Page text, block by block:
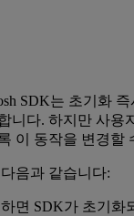
SDK는 초기화
니다. 하지만 사용
이 동작을 변경할
음과 같습니다:
면 SDK가 초기화